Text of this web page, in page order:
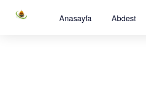
Anasayfa Abdest